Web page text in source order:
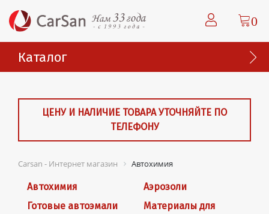
0
Каталог
ЦЕНУ И НАЛИЧИЕ ТОВАРА УТОЧНЯЙТЕ ПО
ТЕЛЕФОНУ
Carsan - Интернет магазин Автохимия
Автохимия
Аэрозоли
Готовые автоэмали
Материалы для